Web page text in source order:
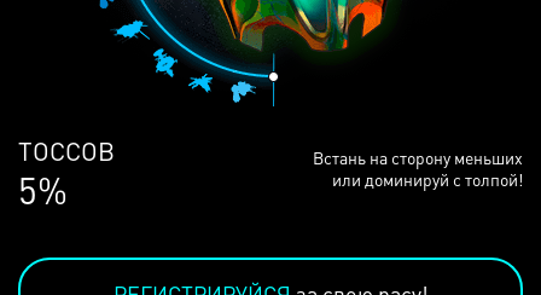
ЛЮДЕЙ
68%
Встань на сторону меньших
или доминируй с толпой!